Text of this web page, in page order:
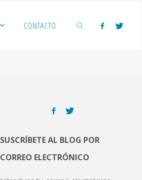
CONTACTO
SUSCRÍBETE AL BLOG POR
CORREO ELECTRÓNICO